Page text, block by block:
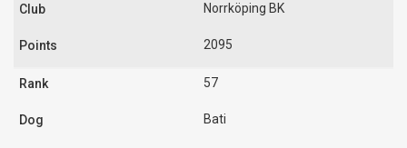
Norrköping BK
2095
57
Bati